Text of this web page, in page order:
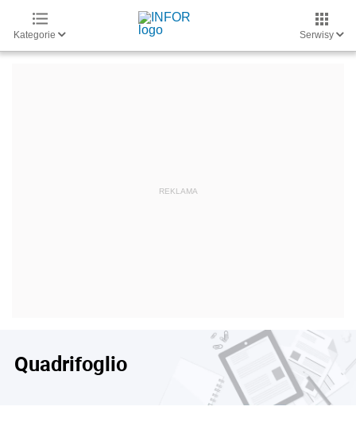
Kategorie Serwisy
Quadrifoglio